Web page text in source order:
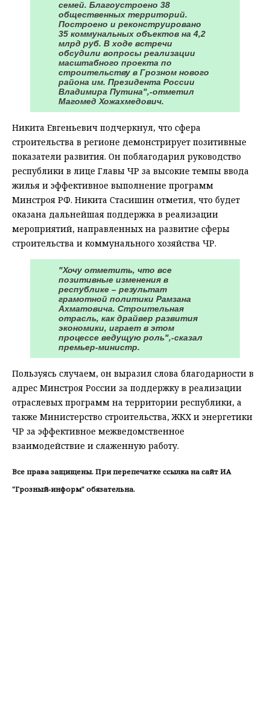
семей. Благоустроено 38
общественных территорий.
Построено и реконструировано
35 коммунальных объектов на 4,2
млрд руб. В ходе встречи
обсудили вопросы реализации
масштабного проекта по
строительству в Грозном нового
района им. Президента России
Владимира Путина",-отметил
Магомед Хожахмедович.
Никита Евгеньевич подчеркнул, что сфера
строительства в регионе демонстрирует позитивные
показатели развития. Он поблагодарил руководство
республики в лице Главы ЧР за высокие темпы ввода
жилья и эффективное выполнение программ
Минстроя РФ. Никита Стасишин отметил, что будет
оказана дальнейшая поддержка в реализации
мероприятий, направленных на развитие сферы
строительства и коммунального хозяйства ЧР.
"Хочу отметить, что все
позитивные изменения в
республике – результат
грамотной политики Рамзана
Ахматовича. Строительная
отрасль, как драйвер развития
экономики, играет в этом
процессе ведущую роль",-сказал
премьер-министр.
Пользуясь случаем, он выразил слова благодарности в
адрес Минстроя России за поддержку в реализации
отраслевых программ на территории республики, а
также Министерство строительства, ЖКХ и энергетики
ЧР за эффективное межведомственное
взаимодействие и слаженную работу.
Все права защищены. При перепечатке ссылка на сайт ИА
"Грозный-информ" обязательна.